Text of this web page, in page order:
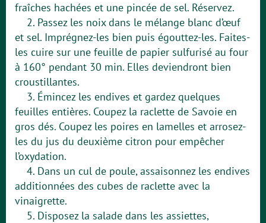
fraîches hachées et une pincée de sel. Réservez.
2. Passez les noix dans le mélange blanc d’œuf
et sel. Imprégnez-les bien puis égouttez-les. Faites-
les cuire sur une feuille de papier sulfurisé au four
à 160° pendant 30 min. Elles deviendront bien
croustillantes.
3. Émincez les endives et gardez quelques
feuilles entières. Coupez la raclette de Savoie en
gros dés. Coupez les poires en lamelles et arrosez-
les du jus du deuxième citron pour empêcher
l’oxydation.
4. Dans un cul de poule, assaisonnez les endives
additionnées des cubes de raclette avec la
vinaigrette.
5. Disposez la salade dans les assiettes,